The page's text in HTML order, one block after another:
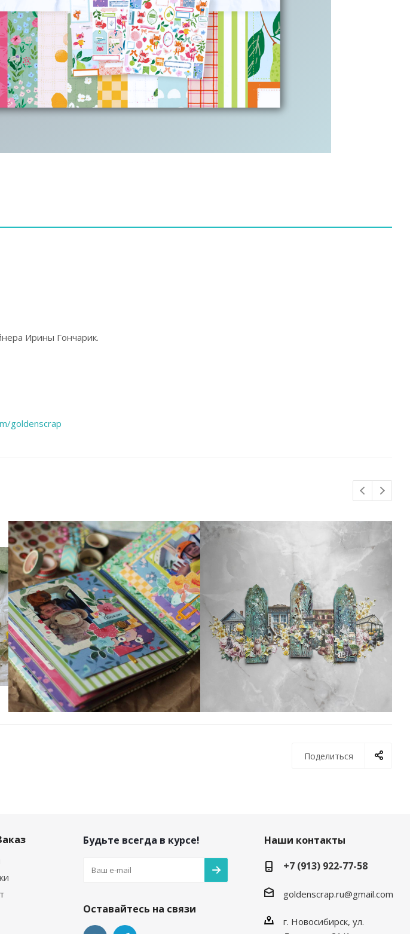
Ирины Гончарик.
goldenscrap
Поделиться
Будьте всегда в курсе!
Оставайтесь на связи
Наши контакты
+7 (913) 922-77-58
goldenscrap.ru@gmail.com
г. Новосибирск, ул.